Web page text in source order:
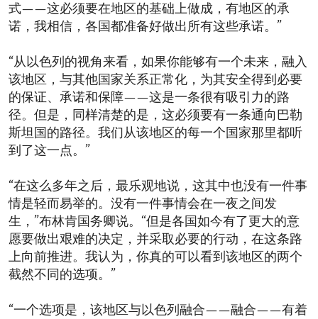
式——这必须要在地区的基础上做成，有地区的承
诺，我相信，各国都准备好做出所有这些承诺。”
“从以色列的视角来看，如果你能够有一个未来，融入
该地区，与其他国家关系正常化，为其安全得到必要
的保证、承诺和保障——这是一条很有吸引力的路
径。但是，同样清楚的是，这必须要有一条通向巴勒
斯坦国的路径。我们从该地区的每一个国家那里都听
到了这一点。”
“在这么多年之后，最乐观地说，这其中也没有一件事
情是轻而易举的。没有一件事情会在一夜之间发
生，”布林肯国务卿说。“但是各国如今有了更大的意
愿要做出艰难的决定，并采取必要的行动，在这条路
上向前推进。我认为，你真的可以看到该地区的两个
截然不同的选项。”
“一个选项是，该地区与以色列融合——融合——有着